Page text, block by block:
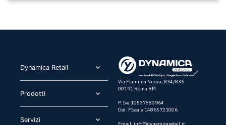
Dynamica Retail​
Prodotti​
Servizi​
Via Flaminia Nuova, 834/836
00191 Roma RM
P. Iva 10537880964
Cod. FIscale 14865721006
Email: info@dynamicaretail.it